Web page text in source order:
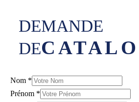
DEMANDE
DE
Nom *
Prénom *